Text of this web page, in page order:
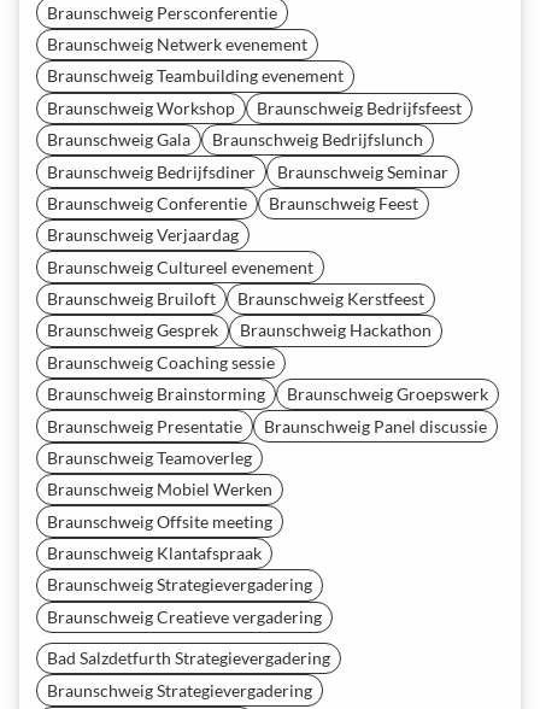
Braunschweig Persconferentie
Braunschweig Netwerk evenement
Braunschweig Teambuilding evenement
Braunschweig Workshop
Braunschweig Bedrijfsfeest
Braunschweig Gala
Braunschweig Bedrijfslunch
Braunschweig Bedrijfsdiner
Braunschweig Seminar
Braunschweig Conferentie
Braunschweig Feest
Braunschweig Verjaardag
Braunschweig Cultureel evenement
Braunschweig Bruiloft
Braunschweig Kerstfeest
Braunschweig Gesprek
Braunschweig Hackathon
Braunschweig Coaching sessie
Braunschweig Brainstorming
Braunschweig Groepswerk
Braunschweig Presentatie
Braunschweig Panel discussie
Braunschweig Teamoverleg
Braunschweig Mobiel Werken
Braunschweig Offsite meeting
Braunschweig Klantafspraak
Braunschweig Strategievergadering
Braunschweig Creatieve vergadering
Bad Salzdetfurth Strategievergadering
Braunschweig Strategievergadering